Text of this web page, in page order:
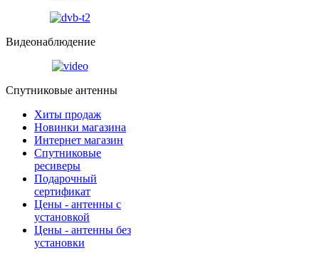
Видеонаблюдение
Спутниковые антенны
Хиты продаж
Новинки магазина
Интернет магазин
Спутниковые
ресиверы
Подарочный
сертификат
Цены - антенны с
установкой
Цены - антенны без
установки